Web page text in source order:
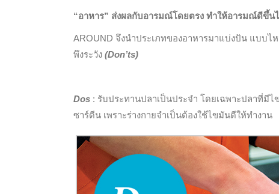
“อาหาร” ส่งผลกับอารมณ์โดยตรง ทำให้อารมณ์ดีขึ้น
AROUND จึงนำประเภทของอาหารมาแบ่งปัน แบบ
พึงระวัง (Don’ts)
Dos : รับประทานปลาเป็นประจำ โดยเฉพาะปลาที่มี
ซาร์ดีน เพราะร่างกายจำเป็นต้องใช้ไขมันดีให้ทำงาน